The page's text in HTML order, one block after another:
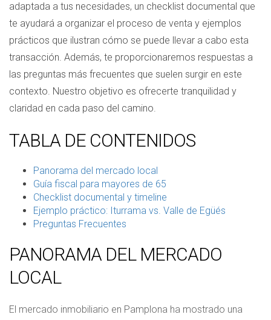
adaptada a tus necesidades, un checklist documental que
te ayudará a organizar el proceso de venta y ejemplos
prácticos que ilustran cómo se puede llevar a cabo esta
transacción. Además, te proporcionaremos respuestas a
las preguntas más frecuentes que suelen surgir en este
contexto. Nuestro objetivo es ofrecerte tranquilidad y
claridad en cada paso del camino.
TABLA DE CONTENIDOS
Panorama del mercado local
Guía fiscal para mayores de 65
Checklist documental y timeline
Ejemplo práctico: Iturrama vs. Valle de Egüés
Preguntas Frecuentes
PANORAMA DEL MERCADO
LOCAL
El mercado inmobiliario en Pamplona ha mostrado una